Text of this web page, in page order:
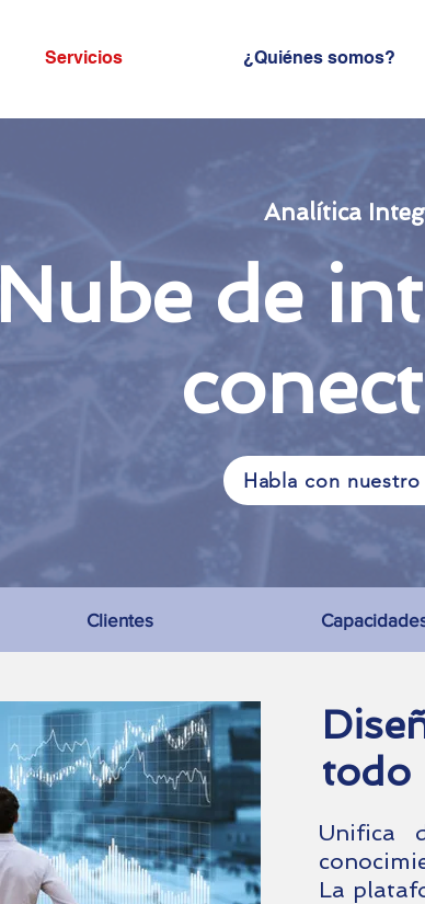
Servicios ¿Quiénes somos?
Analítica
Nube de
Habla con
Clientes
todo
Unifica
La